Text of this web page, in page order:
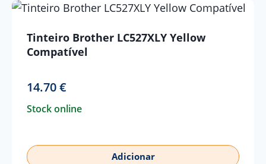
Tinteiro Brother LC527XLY Yellow
Compatível
14.70€
Stock online
Adicionar